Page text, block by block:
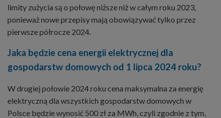
limity zużycia są o połowę niższe niż w całym roku 2023,
ponieważ nowe przepisy mają obowiązywać tylko przez
pierwsze półrocze 2024.
Jaka będzie cena energii elektrycznej dla
gospodarstw domowych od 1 lipca 2024 roku?
W drugiej połowie 2024 roku cena maksymalna za energię
elektryczną dla wszystkich gospodarstw domowych w
Polsce będzie wynosić 500 zł za MWh, czyli zgodnie z tym,